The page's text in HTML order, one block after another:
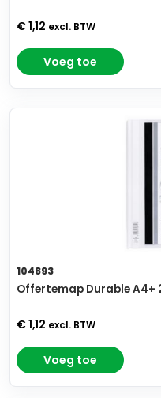
€ 1,12 excl. BTW
Voeg toe
104893
Offertemap Durable A4+
€ 1,12 excl. BTW
Voeg toe